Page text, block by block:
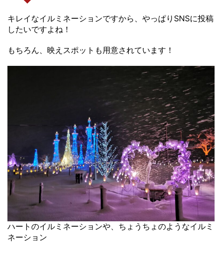
キレイなイルミネーションですから、やっぱりSNSに投稿
したいですよね！
もちろん、映えスポットも用意されています！
ハートのイルミネーションや、ちょうちょのようなイルミ
ネーション